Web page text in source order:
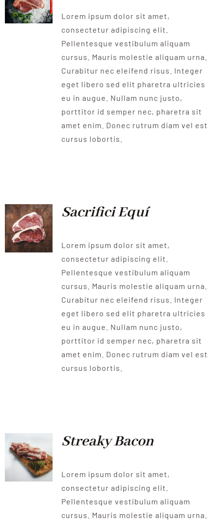
Lorem ipsum dolor sit amet,
consectetur adipiscing elit.
Pellentesque vestibulum aliquam
cursus. Mauris molestie aliquam urna.
Curabitur nec eleifend risus. Integer
eget libero sed elit pharetra ultricies
eu in augue. Nullam nunc justo,
porttitor id semper nec, pharetra sit
amet enim. Donec rutrum diam vel est
cursus lobortis.
Sacrifici Equí
Lorem ipsum dolor sit amet,
consectetur adipiscing elit.
Pellentesque vestibulum aliquam
cursus. Mauris molestie aliquam urna.
Curabitur nec eleifend risus. Integer
eget libero sed elit pharetra ultricies
eu in augue. Nullam nunc justo,
porttitor id semper nec, pharetra sit
amet enim. Donec rutrum diam vel est
cursus lobortis.
Streaky Bacon
Lorem ipsum dolor sit amet,
consectetur adipiscing elit.
Pellentesque vestibulum aliquam
cursus. Mauris molestie aliquam urna.